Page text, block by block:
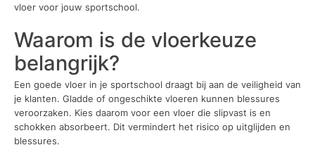
vloer voor jouw sportschool.
Waarom is de vloerkeuze
belangrijk?
Een goede vloer in je sportschool draagt bij aan de veiligheid van
je klanten. Gladde of ongeschikte vloeren kunnen blessures
veroorzaken. Kies daarom voor een vloer die slipvast is en
schokken absorbeert. Dit vermindert het risico op uitglijden en
blessures.